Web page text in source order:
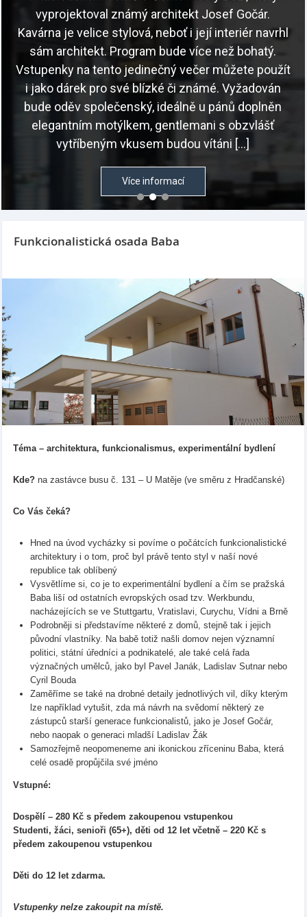
vyprojektoval známý architekt Josef Gočár.
Kavárna je velice stylová, neboť i její interiér navrhl
sám architekt. Program bude více než bohatý.
Vstupenky na tento jedinečný večer můžete použít
i jako dárek pro své blízké či známé. Vyžadován
bude oděv společenský, ideálně u pánů doplněn
elegantním motýlkem, gentlemani s obzvlášť
vytříbeným vkusem budou vítáni […]
Více informací
Funkcionalistická osada Baba
Téma – architektura, funkcionalismus, experimentální bydlení
Kde?na zastávce busu č. 131 – U Matěje (ve směru z Hradčanské)
Co Vás čeká?
Hned na úvod vycházky si povíme o počátcích funkcionalistické
architektury i o tom, proč byl právě tento styl v naší nové
republice tak oblíbený
Vysvětlíme si, co je to experimentální bydlení a čím se pražská
Baba liší od ostatních evropských osad tzv. Werkbundu,
nacházejících se ve Stuttgartu, Vratislavi, Curychu, Vídni a Brně
Podrobněji si představíme některé z domů, stejně tak i jejich
původní vlastníky. Na babě totiž našli domov nejen významní
politici, státní úředníci a podnikatelé, ale také celá řada
význačných umělců, jako byl Pavel Janák, Ladislav Sutnar nebo
Cyril Bouda
Zaměříme se také na drobné detaily jednotlivých vil, díky kterým
lze například vytušit, zda má návrh na svědomí některý ze
zástupců starší generace funkcionalistů, jako je Josef Gočár,
nebo naopak o generaci mladší Ladislav Žák
Samozřejmě neopomeneme ani ikonickou zříceninu Baba, která
celé osadě propůjčila své jméno
Vstupné:
Dospělí – 280 Kč s předem zakoupenou vstupenkou
Studenti, žáci, senioři (65+), děti od 12 let včetně – 220 Kč s
předem zakoupenou vstupenkou
Děti do 12 let zdarma.
Vstupenky nelze zakoupit na místě.